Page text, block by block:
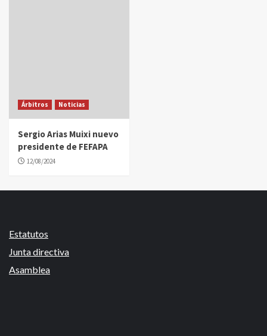
Árbitros Noticias
Sergio Arias Muixi nuevo
presidente de FEFAPA
12/08/2024
Estatutos
Junta directiva
Asamblea